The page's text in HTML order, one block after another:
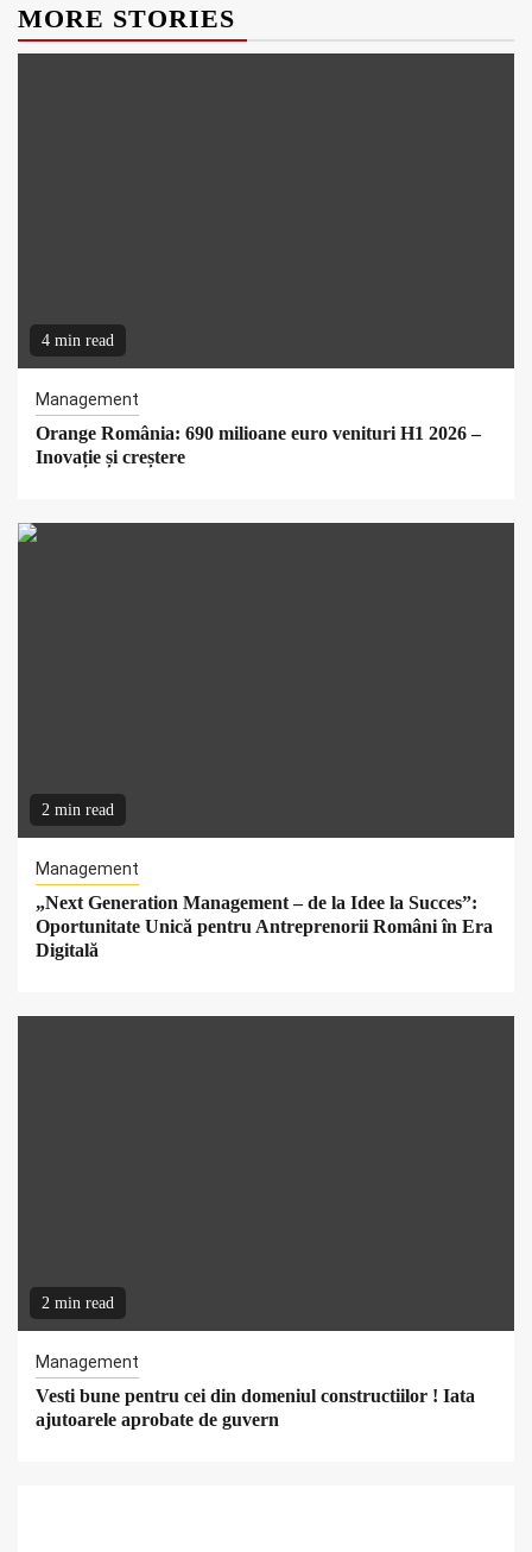
MORE STORIES
4 min read
Management
Orange România: 690 milioane euro venituri H1 2026 –
Inovație și creștere
2 min read
Management
„Next Generation Management – de la Idee la Succes”:
Oportunitate Unică pentru Antreprenorii Români în Era
Digitală
2 min read
Management
Vesti bune pentru cei din domeniul constructiilor ! Iata
ajutoarele aprobate de guvern